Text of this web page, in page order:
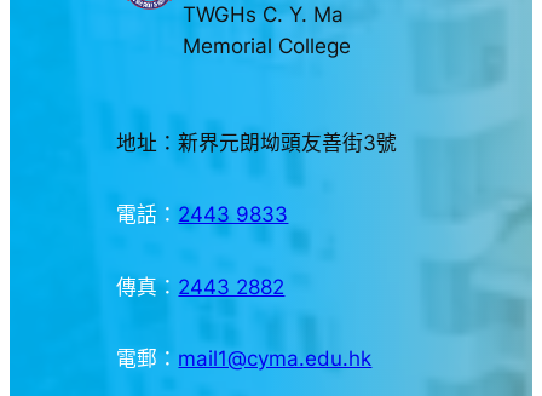
TWGHs C. Y. Ma
Memorial College
地址：新界元朗坳頭友善街3號
電話： 2443 9833
傳真： 2443 2882
電郵： mail1@cyma.edu.hk